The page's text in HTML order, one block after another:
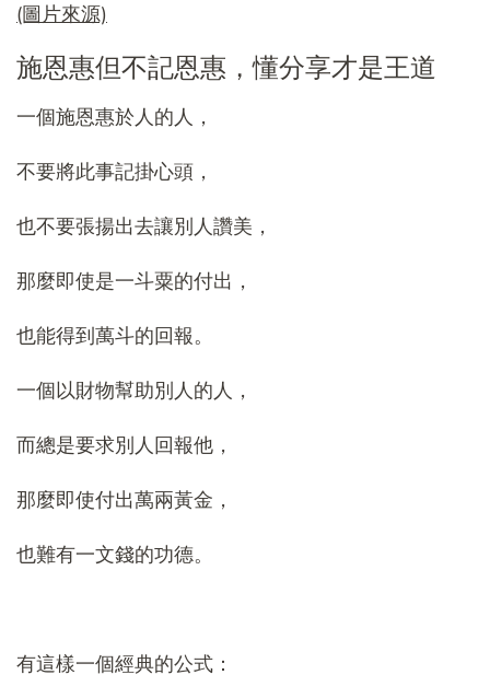
(圖片來源)
施恩惠但不記恩惠，懂分享才是王道
一個施恩惠於人的人，
不要將此事記掛心頭，
也不要張揚出去讓別人讚美，
那麼即使是一斗粟的付出，
也能得到萬斗的回報。
一個以財物幫助別人的人，
而總是要求別人回報他，
那麼即使付出萬兩黃金，
也難有一文錢的功德。
有這樣一個經典的公式：